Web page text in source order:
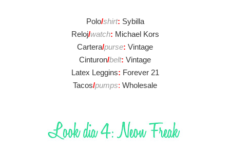
Polo/shirt: Sybilla
Reloj/watch: Michael Kors
Cartera/purse: Vintage
Cinturon/belt: Vintage
Latex Leggins: Forever 21
Tacos/pumps: Wholesale